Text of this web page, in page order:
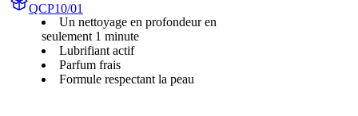
QCP10/01
Un nettoyage en profondeur en
seulement 1 minute
Lubrifiant actif
Parfum frais
Formule respectant la peau